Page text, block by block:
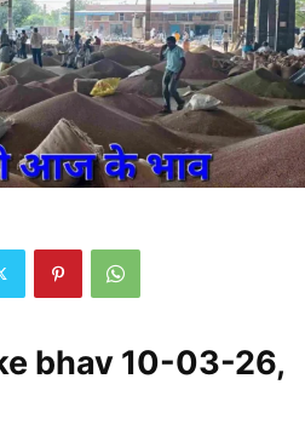
bhav 10-03-26,